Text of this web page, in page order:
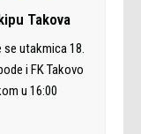
Takova
utakmica 18.
i FK Takovo
u 16:00